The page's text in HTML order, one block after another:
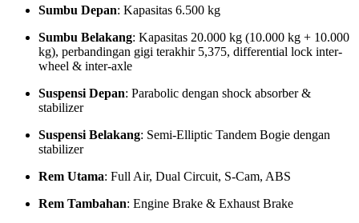
Sumbu Depan: Kapasitas 6.500 kg
Sumbu Belakang: Kapasitas 20.000 kg (10.000 kg + 10.000
kg), perbandingan gigi terakhir 5,375, differential lock inter-
wheel & inter-axle
Suspensi Depan: Parabolic dengan shock absorber &
stabilizer
Suspensi Belakang: Semi-Elliptic Tandem Bogie dengan
stabilizer
Rem Utama: Full Air, Dual Circuit, S-Cam, ABS
Rem Tambahan: Engine Brake & Exhaust Brake